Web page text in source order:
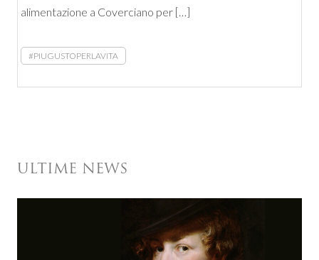
alimentazione a Coverciano per […]
#PIUGUSTOPERLAVITA
ULTIME NEWS